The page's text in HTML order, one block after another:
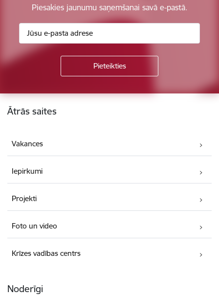
Piesakies jaunumu saņemšanai savā e-pastā.
Kājene
Ātrās saites
Vakances
Iepirkumi
Projekti
Foto un video
Krīzes vadības centrs
Noderīgi